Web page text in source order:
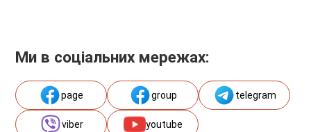
Ми в соціальних мережах:
page group telegram
viber youtube